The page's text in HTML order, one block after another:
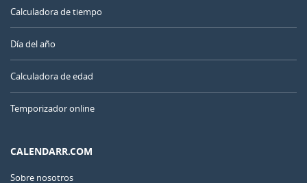
Calculadora de tiempo
Día del año
Calculadora de edad
Temporizador online
CALENDARR.COM
Sobre nosotros